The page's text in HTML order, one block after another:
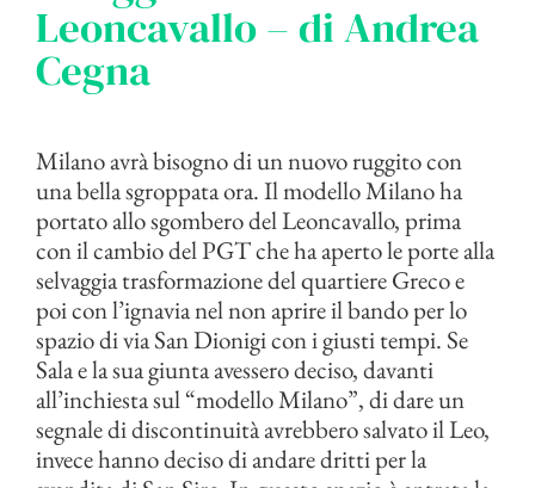
Leoncavallo – di Andrea
Cegna
Milano avrà bisogno di un nuovo ruggito con
una bella sgroppata ora. Il modello Milano ha
portato allo sgombero del Leoncavallo, prima
con il cambio del PGT che ha aperto le porte alla
selvaggia trasformazione del quartiere Greco e
poi con l’ignavia nel non aprire il bando per lo
spazio di via San Dionigi con i giusti tempi. Se
Sala e la sua giunta avessero deciso, davanti
all’inchiesta sul “modello Milano”, di dare un
segnale di discontinuità avrebbero salvato il Leo,
invece hanno deciso di andare dritti per la